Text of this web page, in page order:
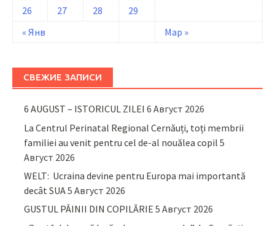
« Янв Мар »
26
27 28 29
СВЕЖИЕ ЗАПИСИ
6 AUGUST – ISTORICUL ZILEI 6 Август 2026
La Centrul Perinatal Regional Cernăuți, toți membrii
familiei au venit pentru cel de-al nouălea copil 5
Август 2026
WELT: Ucraina devine pentru Europa mai importantă
decât SUA5 Август 2026
GUSTUL PÂINII DIN COPILĂRIE 5 Август 2026